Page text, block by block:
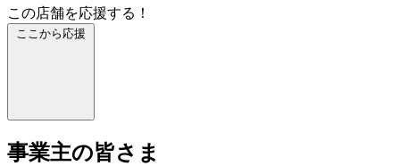
この店舗を応援する！
ここから応援
事業主の皆さま